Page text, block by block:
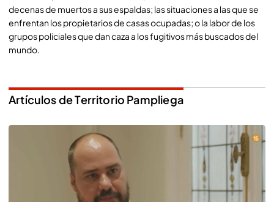
decenas de muertos a sus espaldas; las situaciones a las que se
enfrentan los propietarios de casas ocupadas; o la labor de los
grupos policiales que dan caza a los fugitivos más buscados del
mundo.
Artículos de Territorio Pampliega